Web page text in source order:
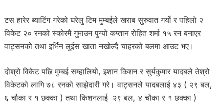
टस हारेर ब्याटिंग गरेको घरेलु टिम मुम्बईले खराब सुरुवात गर्यो र पहिलो २
विकेट २० रनको स्कोरमै गुमाउन पुग्यो कप्तान रोहित शर्मा १५ रन बनाएर
वाट्सनको तथा इर्भिन लुईस खाता नखोल्दै चाहरको बलमा आउट भए।
दोश्रो विकेट पछि मुम्बई सम्हालियो, इशान किशन र सुर्यकुमार यादबले तेश्रो
विकेटको लागि ७८ रनको साझेदारी गरे। वाट्सनले यादबलाई ४३ ( २९ बल,
६ चौका र १ छक्का ) तथा किशनलाई २९ बल, ४ चौका र १ छक्का )